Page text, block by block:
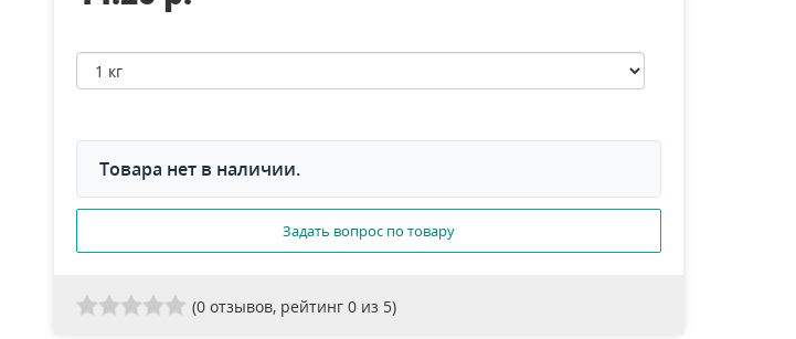
Товара нет в наличии.
Задать вопрос по товару
(0 отзывов, рейтинг 0 из 5)